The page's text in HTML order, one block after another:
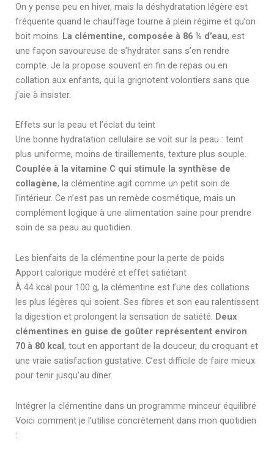
On y pense peu en hiver, mais la déshydratation légère est
fréquente quand le chauffage tourne à plein régime et qu’on
boit moins. La clémentine, composée à 86 % d’eau, est
une façon savoureuse de s’hydrater sans s’en rendre
compte. Je la propose souvent en fin de repas ou en
collation aux enfants, qui la grignotent volontiers sans que
j’aie à insister.
Effets sur la peau et l’éclat du teint
Une bonne hydratation cellulaire se voit sur la peau : teint
plus uniforme, moins de tiraillements, texture plus souple.
Couplée à la vitamine C qui stimule la synthèse de
collagène, la clémentine agit comme un petit soin de
l’intérieur. Ce n’est pas un remède cosmétique, mais un
complément logique à une alimentation saine pour prendre
soin de sa peau au quotidien.
Les bienfaits de la clémentine pour la perte de poids
Apport calorique modéré et effet satiétant
À 44 kcal pour 100 g, la clémentine est l’une des collations
les plus légères qui soient. Ses fibres et son eau ralentissent
la digestion et prolongent la sensation de satiété. Deux
clémentines en guise de goûter représentent environ
70 à 80 kcal, tout en apportant de la douceur, du croquant et
une vraie satisfaction gustative. C’est difficile de faire mieux
pour tenir jusqu’au dîner.
Intégrer la clémentine dans un programme minceur équilibré
Voici comment je l’utilise concrètement dans mon quotidien
: